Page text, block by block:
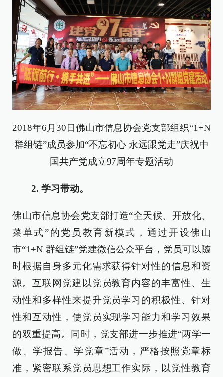
2018年6月30日佛山市信息协会党支部组织“1+N
群组链”成员参加“不忘初心 永远跟党走”庆祝中
国共产党成立97周年专题活动
2. 学习带动。
佛山市信息协会党支部打造“全天候、开放化、
菜单式”的党员教育新模式，通过开设佛山
市“1+N 群组链”党建微信公众平台，党员可以随
时根据自身多元化需求获得针对性的信息和资
源。互联网党建以党员教育内容的丰富性、生
动性和多样性来提升党员学习的积极性、针对
性和互动性，使党员实现学习能力和学习效果
的双重提高。同时，党支部进一步推进“两学一
做、学报告、学党章”活动，严格按照党章标
准，紧密联系党员思想工作实际，以党性教育